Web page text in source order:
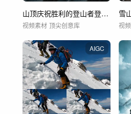
山顶庆祝胜利的登山者登顶登山攀登
视频素材 顶尖创意库
雪
视
AIGC